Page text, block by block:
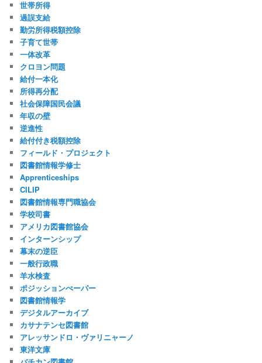
世帯所得
過誤支給
勤労所得税額控除
子育て世帯
一体改革
クロヨン問題
給付一本化
所得再分配
社会保障国民会議
年収の壁
逆進性
給付付き税額控除
フィールド・プロジェクト
図書館情報学修士
Apprenticeships
CILIP
図書館情報専門職協会
学校司書
アメリカ図書館協会
インターンシップ
幕末の逆臣
一般行政職
羊水検査
ポジッションぺーパー
図書館情報学
デジタルアーカイブ
カサナテンセ図書館
アレッサンドロ・ヴァリニャーノ
東洋文庫